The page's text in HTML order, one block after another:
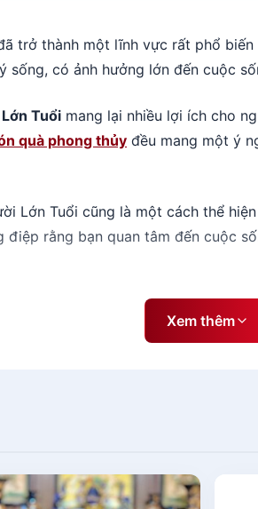
trở thành một lĩnh vực rất phổ
có ảnh hưởng lớn đến cuộc
Tuổi mang lại nhiều lợi ích cho
quà phong thủy đều mang một ý
Lớn Tuổi cũng là một cách thể
rằng bạn quan tâm đến cuộc
để trang trí và làm đẹp cho
phù hợp với không gian sống của
không thể thiếu của cuộc sống
Người Lớn Tuổi mang lại nhiều lợi
Xem thêm